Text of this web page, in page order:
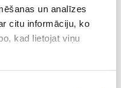
un analīzes
citu informāciju, ko
kad lietojat viņu
MAZULIM 4+1